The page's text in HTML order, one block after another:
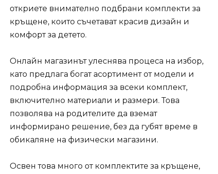
откриете внимателно подбрани комплекти за
кръщене, които съчетават красив дизайн и
комфорт за детето.
Онлайн магазинът улеснява процеса на избор,
като предлага богат асортимент от модели и
подробна информация за всеки комплект,
включително материали и размери. Това
позволява на родителите да вземат
информирано решение, без да губят време в
обикаляне на физически магазини.
Освен това много от комплектите за кръщене,